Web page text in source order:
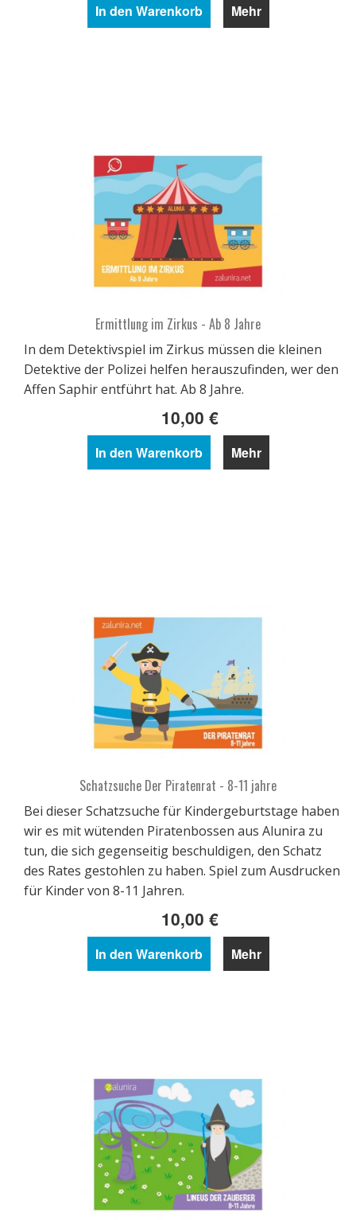
In den Warenkorb Mehr
Ermittlung im Zirkus - Ab 8 Jahre
In dem Detektivspiel im Zirkus müssen die kleinen
Detektive der Polizei helfen herauszufinden, wer den
Affen Saphir entführt hat. Ab 8 Jahre.
10,00 €
In den Warenkorb Mehr
Schatzsuche Der Piratenrat - 8-11 jahre
Bei dieser Schatzsuche für Kindergeburtstage haben
wir es mit wütenden Piratenbossen aus Alunira zu
tun, die sich gegenseitig beschuldigen, den Schatz
des Rates gestohlen zu haben. Spiel zum Ausdrucken
für Kinder von 8-11 Jahren.
10,00 €
In den Warenkorb Mehr